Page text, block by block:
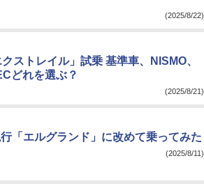
(2025/8/22)
ストレイル」試乗 基準車、NISMO、
どれを選ぶ？
(2025/8/21)
「エルグランド」に改めて乗ってみた
(2025/8/11)